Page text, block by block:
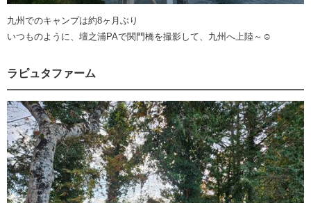
九州でのキャンプは約8ヶ月ぶり
いつものように、壇之浦PAで関門橋を撮影して、九州へ上陸～☺️
ラピュタファーム